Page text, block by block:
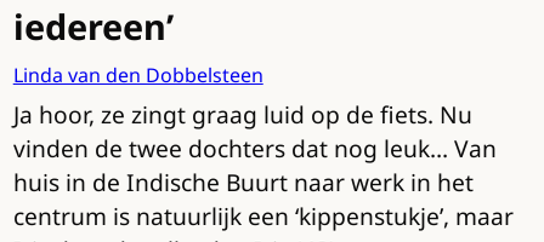
iedereen’
Linda van den Dobbelsteen
Ja hoor, ze zingt graag luid op de fiets. Nu
vinden de twee dochters dat nog leuk… Van
huis in de Indische Buurt naar werk in het
centrum is natuurlijk een ‘kippenstukje’, maar